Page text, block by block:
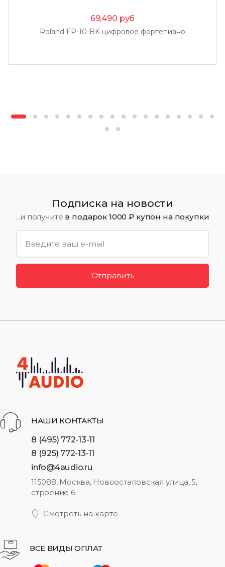
69,490 руб
Roland FP-10-BK цифровое фортепиано
Подписка на новости
...и получите в подарок 1000 ₽ купон на покупки
Отправить
НАШИ КОНТАКТЫ
8 (495) 772-13-11
8 (925) 772-13-11
info@4audio.ru
115088, Москва, Новоостаповская улица, 5,
строение 6
Смотреть на карте
ВСЕ ВИДЫ ОПЛАТ